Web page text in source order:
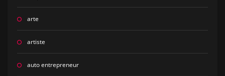
arte
artiste
auto entrepreneur